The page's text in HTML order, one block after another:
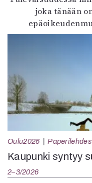
joka tänään
Oulu2026
Kaupunki syntyy
2–3/2026